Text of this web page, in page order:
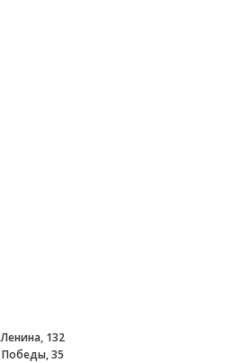
132
Победы, 35